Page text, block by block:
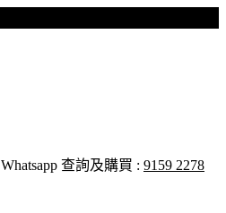
Whatsapp 查詢及購買 : 9159 2278